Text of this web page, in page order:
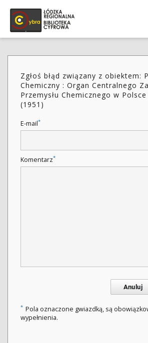
Zgłoś błąd związany z obiektem:
Chemiczny : Organ Centralnego
Przemysłu Chemicznego w
(1951)
E-mail*
Komentarz*
Anuluj
* Pola oznaczone gwiazdką, są
wypełnienia.